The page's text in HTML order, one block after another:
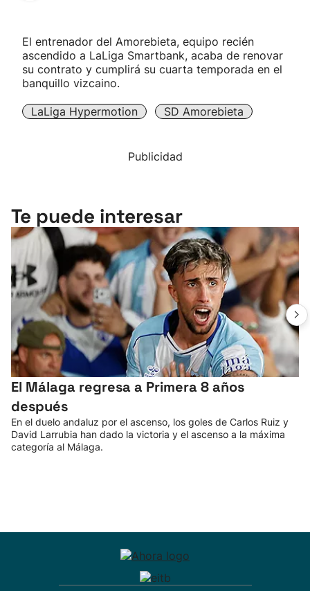
El entrenador del Amorebieta, equipo recién
ascendido a LaLiga Smartbank, acaba de renovar
su contrato y cumplirá su cuarta temporada en el
banquillo vizcaino.
LaLiga Hypermotion SD Amorebieta
Publicidad
Te puede interesar
El Málaga regresa a Primera 8 años
después
En el duelo andaluz por el ascenso, los goles de Carlos Ruiz y
David Larrubia han dado la victoria y el ascenso a la máxima
categoría al Málaga.